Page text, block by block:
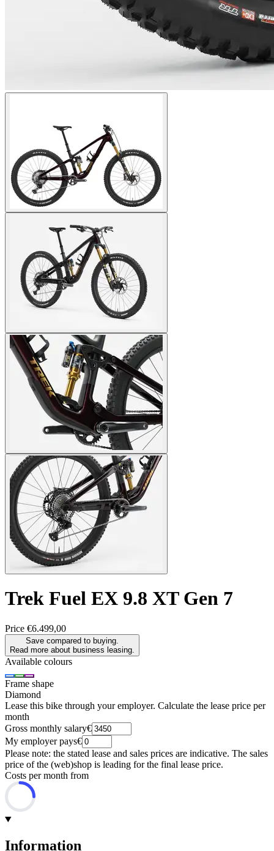
Trek Fuel EX 9.8 XT Gen 7
Price €6.499,00
Save compared to buying.
Read more about business leasing.
Available colours
Frame shape
Diamond
Lease this bike through your employer. Calculate the lease price per
month
Gross monthly salary€
My employer pays€
Please note: the stated lease and sales prices are indicative. The sales
price of the (web)shop is leading for the final lease price.
Costs per month from
Information